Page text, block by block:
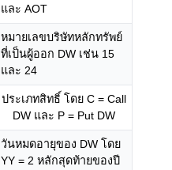
และ AOT
หมายเลขบริษัทหลักทรัพย์
ที่เป็นผู้ออก DW เช่น 15
และ 24
ประเภทสิทธิ์ โดย C = Call
DW และ P = Put DW
วันหมดอายุของ DW โดย
YY = 2 หลักสุดท้ายของปี